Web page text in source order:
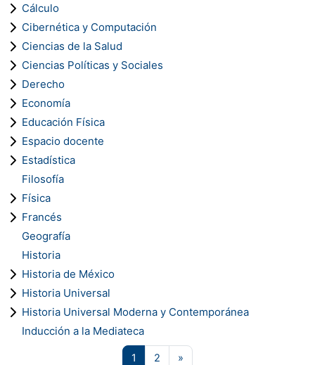
Cálculo
Cibernética y Computación
Ciencias de la Salud
Ciencias Políticas y Sociales
Derecho
Economía
Educación Física
Espacio docente
Estadística
Filosofía
Física
Francés
Geografía
Historia
Historia de México
Historia Universal
Historia Universal Moderna y Contemporánea
Inducción a la Mediateca
1 Página 1
2 Página 2
»